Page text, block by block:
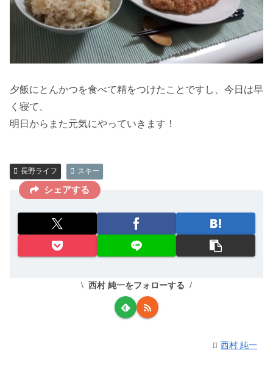
夕飯にとんかつを食べて精をつけたことですし、今日は早
く寝て、
明日からまた元気にやっていきます！
長野ライフ スキー
シェアする
西村 純一をフォローする
西村 純一